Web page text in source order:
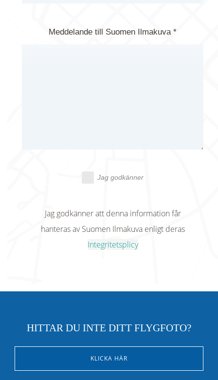
Meddelande till Suomen Ilmakuva *
Jag godkänner
Jag godkänner att denna information får
hanteras av Suomen Ilmakuva enligt deras
Integritetsplicy
HITTAR DU INTE DITT FLYGFOTO?
KLICKA HÄR